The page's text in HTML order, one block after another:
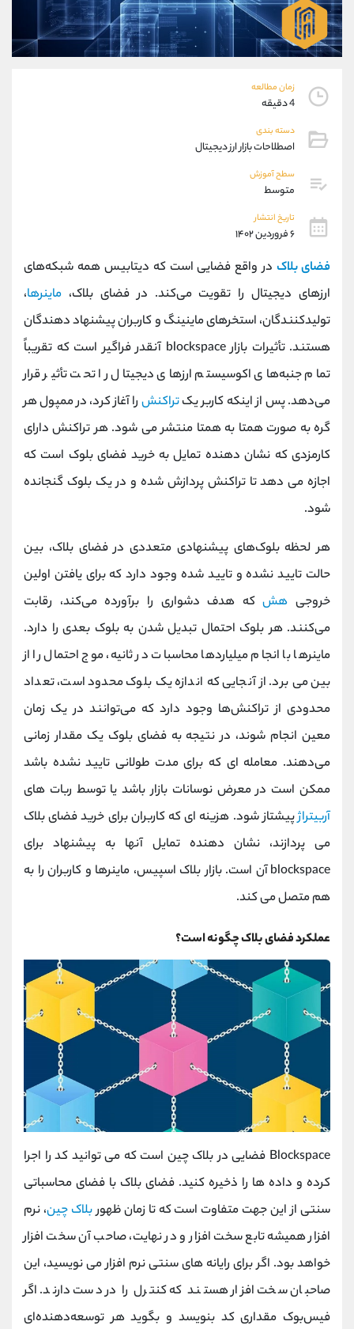
زمان مطالعه
4 دقیقه
دسته بندی
اصطلاحات بازار ارز دیجیتال
سطح آموزش
متوسط
تاریخ انتشار
۶ فروردین ۱۴۰۲
فضای بلاکدر واقع فضایی است که دیتابیس همه شبکه‌های
ارزهای دیجیتال را تقویت می‌کند. در فضای بلاک، ماینرها،
تولیدکنندگان، استخرهای ماینینگ و کاربران پیشنهاد دهندگان
هستند. تأثیرات بازار blockspace آنقدر فراگیر است که تقریباً
تمام جنبه‌های اکوسیستم ارزهای دیجیتال را تحت تأثیر قرار
می‌دهد. پس از اینکه کاربر یکتراکنش را آغاز کرد، در ممپول هر
گره به صورت همتا به همتا منتشر می شود. هر تراکنش دارای
کارمزدی که نشان دهنده تمایل به خرید فضای بلوک است که
اجازه می دهد تا تراکنش پردازش شده و در یک بلوک گنجانده
شود.
هر لحظه بلوک‌های پیشنهادی متعددی در فضای بلاک، بین
حالت تایید نشده و تایید شده وجود دارد که برای یافتن اولین
خروجی هشکه هدف دشواری را برآورده می‌کند، رقابت
می‌کنند. هر بلوک احتمال تبدیل شدن به بلوک بعدی را دارد.
ماینرها با انجام میلیاردها محاسبات در ثانیه، موج احتمال را از
بین می برد. از آنجایی که اندازه یک بلوک محدود است، تعداد
محدودی از تراکنش‌ها وجود دارد که می‌توانند در یک زمان
معین انجام شوند، در نتیجه به فضای بلوک یک مقدار زمانی
می‌دهند. معامله ای که برای مدت طولانی تایید نشده باشد
ممکن است در معرض نوسانات بازار باشد یا توسط ربات های
آربیتراژپیشتاز شود. هزینه ای که کاربران برای خرید فضای بلاک
می پردازند، نشان دهنده تمایل آنها به پیشنهاد برای
blockspace آن است. بازار بلاک اسپیس، ماینرها و کاربران را به
هم متصل می کند.
عملکرد فضای بلاک چگونه است؟
Blockspace فضایی در بلاک چین است که می توانید کد را اجرا
کرده و داده ها را ذخیره کنید. فضای بلاک با فضای محاسباتی
سنتی از این جهت متفاوت است که تا زمان ظهوربلاک چین، نرم
افزار همیشه تابع سخت افزار و در نهایت، صاحب آن سخت افزار
خواهد بود. اگر برای رایانه های سنتی نرم افزار می نویسید، این
صاحبان سخت افزار هستند که کنترل را در دست دارند. اگر
فیس‌بوک مقداری کد بنویسد و بگوید هر توسعه‌دهنده‌ای
09304891085
واتساپ شروع گفتگو
تلگرام @Armteam_admin_103
پشتیبان فروش
موبایل
واتساپ
داخلی
اطلاعات تماس (دفتر فروش)
تلفن 021-22021030
بدون پیش شماره 90001030
اینستاگرام @alireza.mehrabii
@alirezamehrabi_com